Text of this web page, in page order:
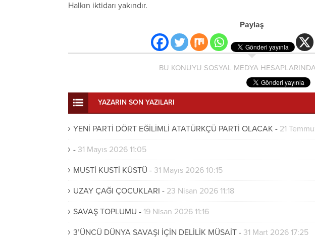
Halkın iktidarı yakındır.
Paylaş
BU KONUYU SOSYAL MEDYA
YAZARIN SON YAZILARI
YENİ PARTİ DÖRT EĞİLİMLİ ATATÜRKÇÜ PARTİ OLACAK - 21
- 31 Mayıs 2026 11:05
MUSTİ KUSTİ KÜSTÜ - 31 Mayıs 2026 10:15
UZAY ÇAĞI ÇOCUKLARI - 23 Nisan 2026 11:18
SAVAŞ TOPLUMU - 19 Nisan 2026 11:16
3’ÜNCÜ DÜNYA SAVAŞI İÇİN DELİLİK MÜSAİT - 31 Mart 2026 17:25